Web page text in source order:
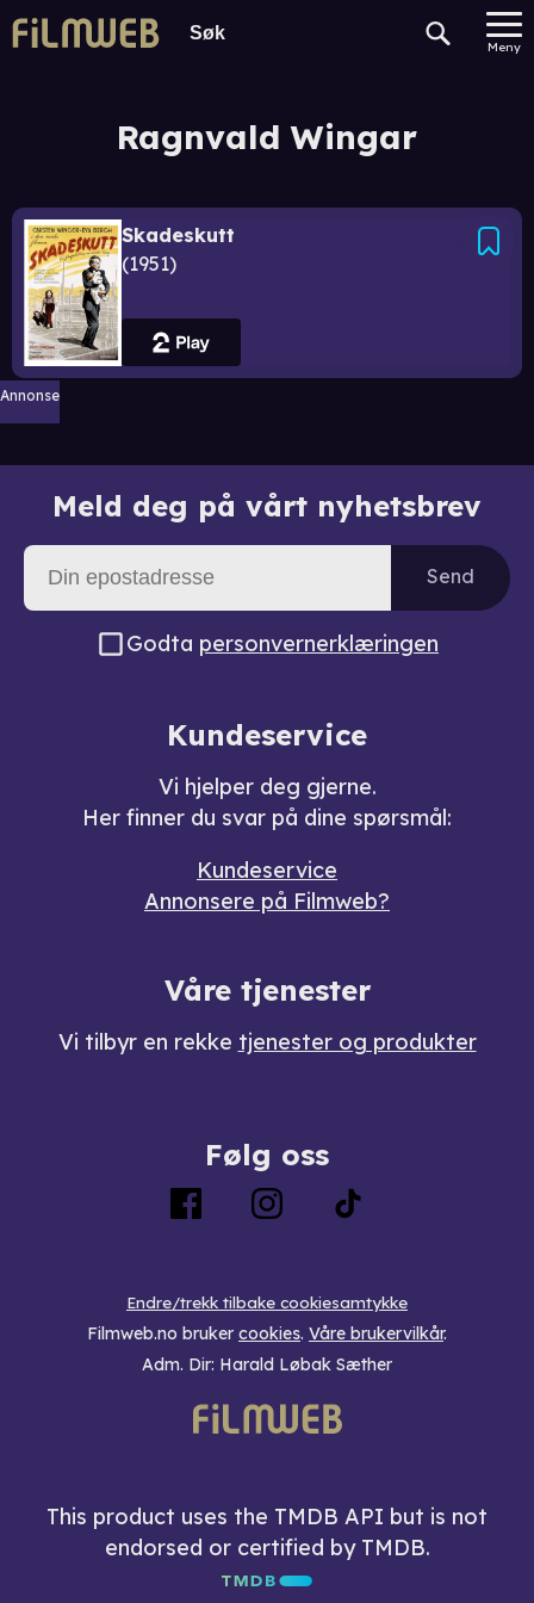
Meny
Ragnvald Wingar
Skadeskutt
1951
Annonse
Meld deg på vårt nyhetsbrev
Send
Godta personvernerklæringen
Kundeservice
Vi hjelper deg gjerne.
Her finner du svar på dine spørsmål:
Kundeservice
Annonsere på Filmweb?
Våre tjenester
Vi tilbyr en rekke tjenester og produkter
Følg oss
Endre/trekk tilbake cookiesamtykke
Filmweb.no bruker cookies. Våre brukervilkår.
Adm. Dir: Harald Løbak Sæther
This product uses the TMDB API but is not
endorsed or certified by TMDB.